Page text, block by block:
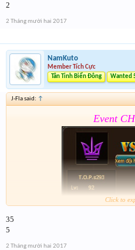
Lưu ý có cả event
2
2 Tháng mười hai 2017
NamKuto
Member Tích Cực
Tân Tinh Biển Đông
Wanted
J-Fla said: ↑
Event
Click to
35
5
2 Tháng mười hai 2017